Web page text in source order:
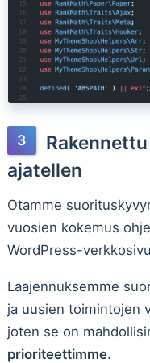
ajatellen
Otamme
vuosien kokemus
WordPress-
Laajennuksemme
ja uusien toimintojen
joten se on
prioriteettimme.